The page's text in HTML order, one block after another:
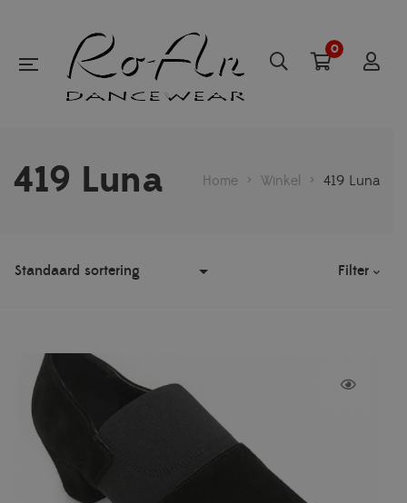
0
419 Luna Home > Winkel > 419 Luna
Filter